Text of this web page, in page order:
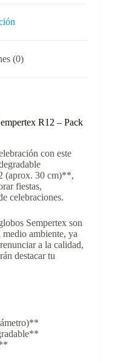
(0)
R12 – Pack
con este
(aprox. 30 cm)**,
fiestas,
celebraciones.
Sempertex son
medio ambiente, ya
a la calidad,
destacar tu